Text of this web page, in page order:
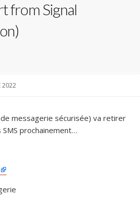
from Signal
2022
de messagerie sécurisée) va retirer
prochainement…